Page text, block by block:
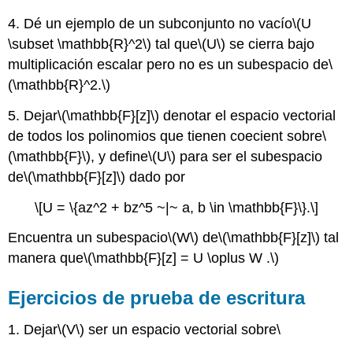
4. Dé un ejemplo de un subconjunto no vacío\(U
\subset \mathbb{R}^2\) tal que\(U\) se cierra bajo
multiplicación escalar pero no es un subespacio de\
(\mathbb{R}^2.\)
5. Dejar\(\mathbb{F}[z]\) denotar el espacio vectorial
de todos los polinomios que tienen coecient sobre\
(\mathbb{F}\), y deﬁne\(U\) para ser el subespacio
de\(\mathbb{F}[z]\) dado por
\[U = \{az^2 + bz^5 ~|~ a, b \in \mathbb{F}\}.\]
Encuentra un subespacio\(W\) de\(\mathbb{F}[z]\) tal
manera que\(\mathbb{F}[z] = U \oplus W .\)
Ejercicios de prueba de escritura
1. Dejar\(V\) ser un espacio vectorial sobre\